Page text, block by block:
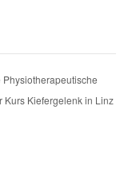
Kurs Kiefergelenk in Linz